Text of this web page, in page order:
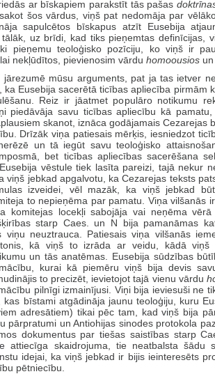
ar bīskapiem parakstīt tās pašas
šos vārdus, viņš pat nedomāja par
sapulcētos bīskapus atzīt Eusebija
uz brīdi, kad tiks pieņemtas definīcijas,
pieņemu teoloģisko pozīciju, ko viņš ir
nekļūdītos, pievienosim vārdu homoousios
jārezumē mūsu arguments, pat ja tas ietver
ka Eusebija sacerētā ticības apliecība pirmām
Reiz ir jāatmet populāro notikumu
piedāvāja savu ticības apliecību kā
skanot, iznāca godājamais Cezarejas
Drīzāk viņa patiesais mērķis, iesniedzot
un tā iegūt savu teoloģisko
bet ticības apliecības sacerēšana
vēstule tiek lasīta pareizi, tajā nekur
viņš jebkad apgalvotu, ka Cezarejas teksts
izveidei, vēl mazāk, ka viņš jebkad
to nepieņēma par pamatu. Viņa vilšanās
komitejas locekļi sabojāja vai neņēma vērā
starp Caes. un N bija pamanāmas
viņu neuztrauca. Patiesais viņa vilšanās
kā viņš to izrāda ar veidu, kādā viņš
un tās anatēmas. Eusebija sūdzības
kurai kā piemēru viņš bija devis
to precizēt, ievietojot tajā vienu vārdu
pilnīgi izmainījusi. Viņi bija ieviesuši ne
kas bīstami atgādināja jaunu teoloģiju, kuru
adresātiem) tikai pēc tam, kad viņš bija
pārpratumi un Antiohijas sinodes protokola
dokumentus par tiešas saistības starp
attiecīga skaidrojuma, tie neatbalsta šādu
idejai, ka viņš jebkad ir bijis ieinteresēts
pētniecību.